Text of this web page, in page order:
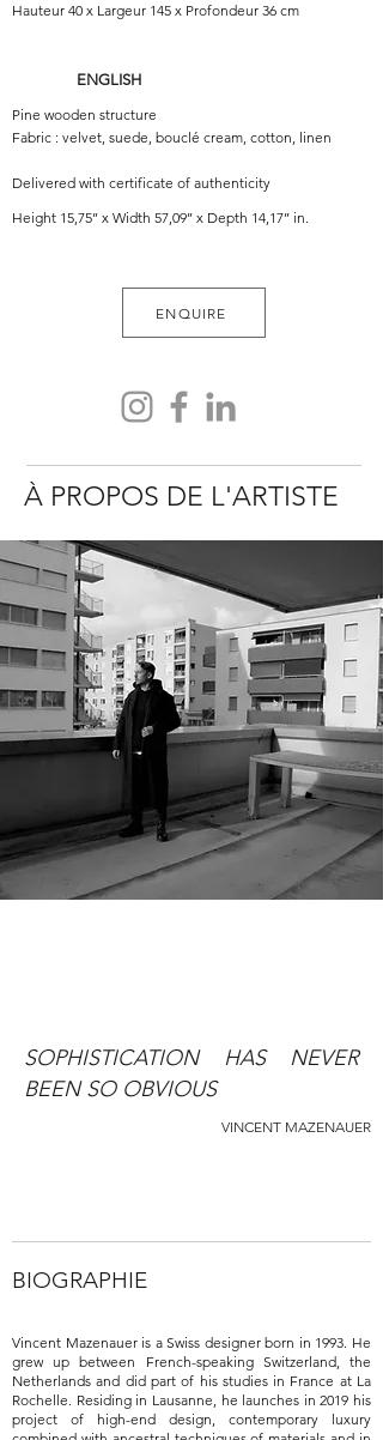
Hauteur 40 x Largeur 145 x Profondeur 36 cm
ENGLISH
Pine wooden structure
Fabric : velvet, suede, bouclé cream, cotton, linen
Delivered with certificate of authenticity
Height 15,75’’ x Width 57,09’’ x Depth 14,17’’ in.
ENQUIRE
À PROPOS DE L'ARTISTE
SOPHISTICATION HAS NEVER
BEEN SO OBVIOUS
VINCENT MAZENAUER
BIOGRAPHIE
Vincent Mazenauer is a Swiss designer born in 1993. He
grew up between French-speaking Switzerland, the
Netherlands and did part of his studies in France at La
Rochelle. Residing in Lausanne, he launches in 2019 his
project of high-end design, contemporary luxury